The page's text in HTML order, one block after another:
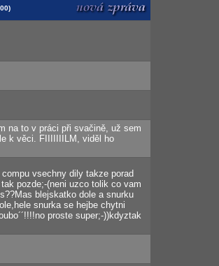
na to v práci při svačině, už sem
k věci. FIIIIIIILM, viděl ho
vsechny dily takze porad
pozde;-(neni uzco tolik co vam
blejskatko dole a snurku
snurka se hejbe chytni
proste super;-))kdyztak